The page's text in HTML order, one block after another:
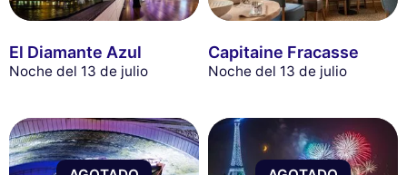
El Diamante Azul
Noche del 13 de julio
Capitaine Fracasse
Noche del 13 de julio